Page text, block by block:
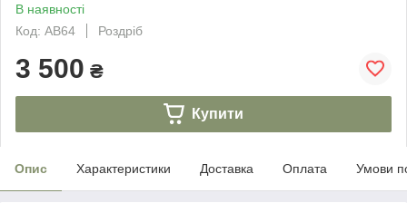
В наявності
Код: AB64
Роздріб
3 500 ₴
Купити
Опис Характеристики Доставка Оплата Умови